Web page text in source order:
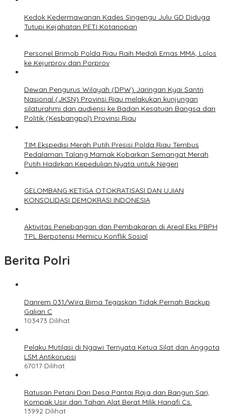
Kedok Kedermawanan Kades Singengu Julu GD Diduga
Tutupi Kejahatan PETI Kotanopan
Personel Brimob Polda Riau Raih Medali Emas MMA, Lolos
ke Kejurprov dan Porprov
Dewan Pengurus Wilayah (DPW) Jaringan Kyai Santri
Nasional (JKSN) Provinsi Riau melakukan kunjungan
silaturahmi dan audiensi ke Badan Kesatuan Bangsa dan
Politik (Kesbangpol) Provinsi Riau
TIM Ekspedisi Merah Putih Presisi Polda Riau Tembus
Pedalaman Talang Mamak Kobarkan Semangat Merah
Putih Hadirkan Kepedulian Nyata untuk Negeri
GELOMBANG KETIGA OTOKRATISASI DAN UJIAN
KONSOLIDASI DEMOKRASI INDONESIA
Aktivitas Penebangan dan Pembakaran di Areal Eks PBPH
TPL Berpotensi Memicu Konflik Sosial
Berita Polri
Danrem 031/Wira Bima Tegaskan Tidak Pernah Backup
Galian C
103473 Dilihat
Pelaku Mutilasi di Ngawi Ternyata Ketua Silat dan Anggota
LSM Antikorupsi
67017 Dilihat
Ratusan Petani Dari Desa Pantai Raja dan Bangun Sari,
Kompak Usir dan Tahan Alat Berat Milik Hanafi Cs.
13992 Dilihat